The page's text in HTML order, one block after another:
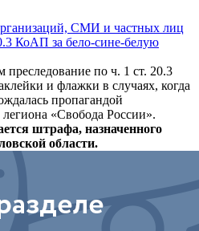
СМИ и частных лиц
КоАП за бело-сине-белую
по ч. 1 ст. 20.3
и флажки в случаях, когда
пропагандой
«Свобода России».
штрафа, назначенного
области.